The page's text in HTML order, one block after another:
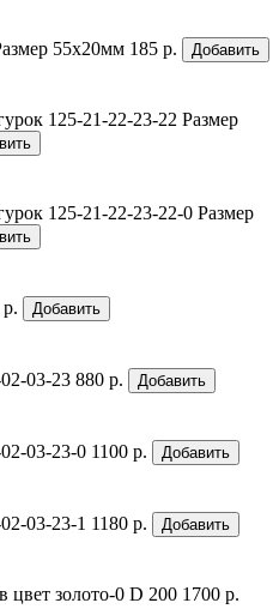
55х20мм 185 р. Добавить
125-21-22-23-22 Размер
125-21-22-23-22-0 Размер
Добавить
03-23 880 р. Добавить
03-23-0 1100 р. Добавить
03-23-1 1180 р. Добавить
цвет золото-0 D 200 1700 р.